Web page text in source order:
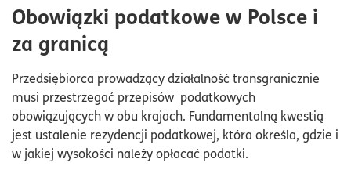
Obowiązki podatkowe w Polsce i
za granicą
Przedsiębiorca prowadzący działalność transgranicznie
musi przestrzegać przepisów podatkowych
obowiązujących w obu krajach. Fundamentalną kwestią
jest ustalenie rezydencji podatkowej, która określa, gdzie i
w jakiej wysokości należy opłacać podatki.